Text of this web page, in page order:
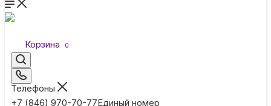
Корзина 0
Телефоны
+7 (846) 970-70-77Единый номер